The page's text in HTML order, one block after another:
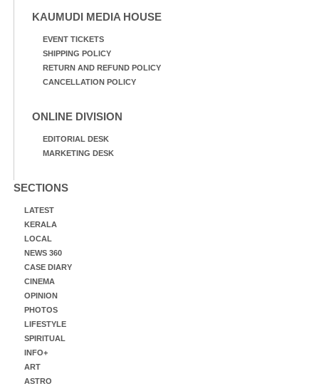
KAUMUDI MEDIA HOUSE
EVENT TICKETS
SHIPPING POLICY
RETURN AND REFUND POLICY
CANCELLATION POLICY
ONLINE DIVISION
EDITORIAL DESK
MARKETING DESK
SECTIONS
LATEST
KERALA
LOCAL
NEWS 360
CASE DIARY
CINEMA
OPINION
PHOTOS
LIFESTYLE
SPIRITUAL
INFO+
ART
ASTRO